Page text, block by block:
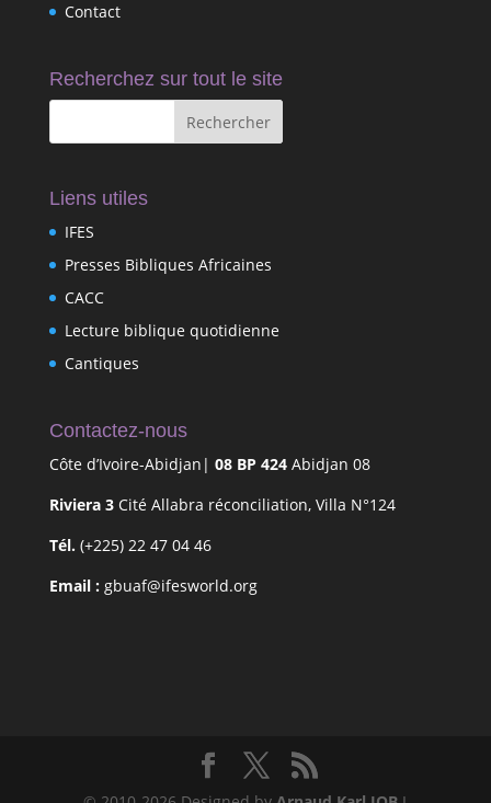
Contact
Recherchez sur tout le site
Liens utiles
IFES
Presses Bibliques Africaines
CACC
Lecture biblique quotidienne
Cantiques
Contactez-nous
Côte d’Ivoire-Abidjan| 08 BP 424Abidjan 08
Riviera 3Cité Allabra réconciliation, Villa N°124
Tél. (+225) 22 47 04 46
Email : gbuaf@ifesworld.org